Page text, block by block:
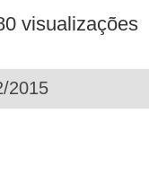
visualizações
2015